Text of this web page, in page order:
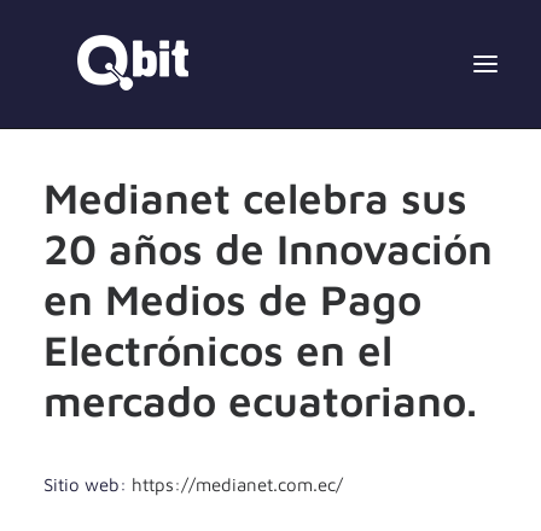
Medianet celebra sus
20 años de Innovación
en Medios de Pago
Electrónicos en el
mercado ecuatoriano.
Sitio web: https://medianet.com.ec/